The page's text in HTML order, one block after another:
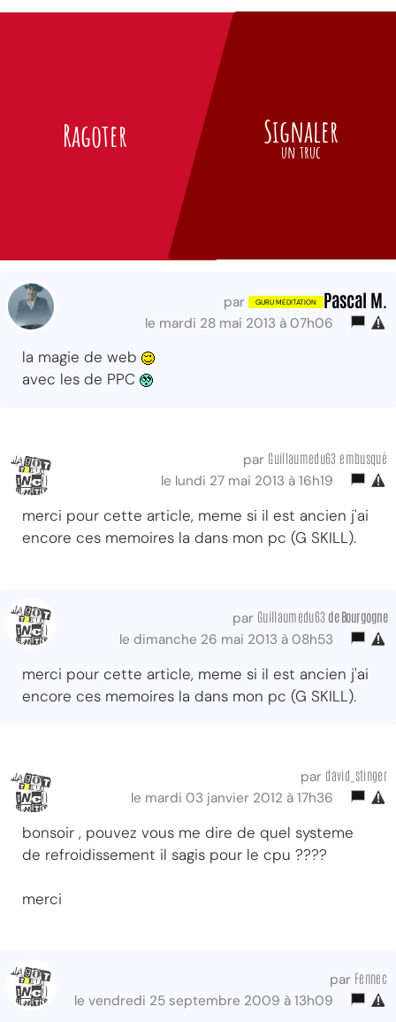
Ragoter Signaler
un truc
par Pascal M.
le mardi 28 mai 2013 à 07h06
la magie de web
avec les de PPC
par Guillaumedu63 embusqué
le lundi 27 mai 2013 à 16h19
merci pour cette article, meme si il est ancien j'ai
encore ces memoires la dans mon pc (G SKILL).
par Guillaumedu63 de Bourgogne
le dimanche 26 mai 2013 à 08h53
merci pour cette article, meme si il est ancien j'ai
encore ces memoires la dans mon pc (G SKILL).
par david_stinger
le mardi 03 janvier 2012 à 17h36
bonsoir , pouvez vous me dire de quel systeme
de refroidissement il sagis pour le cpu ????
merci
par Fennec
le vendredi 25 septembre 2009 à 13h09